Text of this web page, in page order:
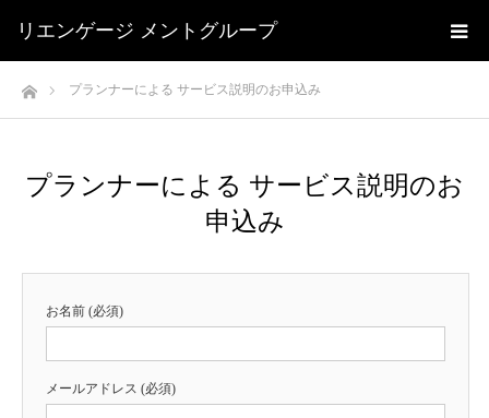
リエンゲージ メントグループ
ホームプランナーによる サービス説明のお申込み
プランナーによる サービス説明のお
申込み
お名前 (必須)
メールアドレス (必須)